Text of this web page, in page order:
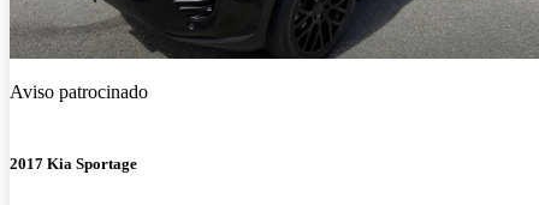
Aviso patrocinado
2017 Kia Sportage